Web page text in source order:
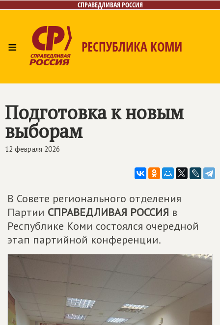
СПРАВЕДЛИВАЯ РОССИЯ
≡ РЕСПУБЛИКА КОМИ
Подготовка к новым
выборам
12 февраля 2026
В Совете регионального отделения
Партии СПРАВЕДЛИВАЯ РОССИЯ в
Республике Коми состоялся очередной
этап партийной конференции.